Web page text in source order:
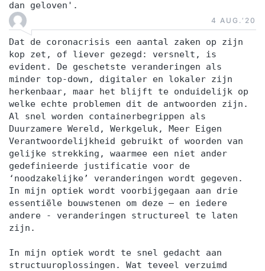
dan geloven'.
4 AUG.‘20
Dat de coronacrisis een aantal zaken op zijn
kop zet, of liever gezegd: versnelt, is
evident. De geschetste veranderingen als
minder top-down, digitaler en lokaler zijn
herkenbaar, maar het blijft te onduidelijk op
welke echte problemen dit de antwoorden zijn.
Al snel worden containerbegrippen als
Duurzamere Wereld, Werkgeluk, Meer Eigen
Verantwoordelijkheid gebruikt of woorden van
gelijke strekking, waarmee een niet ander
gedefinieerde justificatie voor de
‘noodzakelijke’ veranderingen wordt gegeven.
In mijn optiek wordt voorbijgegaan aan drie
essentiële bouwstenen om deze – en iedere
andere - veranderingen structureel te laten
zijn.
In mijn optiek wordt te snel gedacht aan
structuuroplossingen. Wat teveel verzuimd